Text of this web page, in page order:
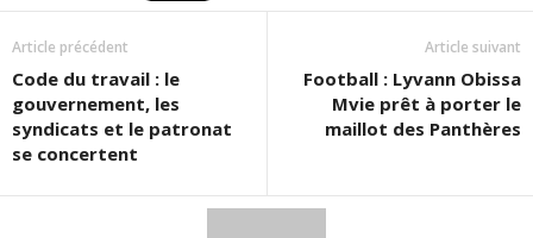
Article précédent
Code du travail : le
gouvernement, les
syndicats et le patronat
se concertent
Article suivant
Football : Lyvann Obissa
Mvie prêt à porter le
maillot des Panthères